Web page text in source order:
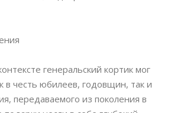
генеральский кортик мог
в честь юбилеев, годовщин, так и
передаваемого из поколения в